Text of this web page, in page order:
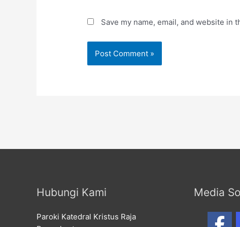
Save my name, email, and website in
Hubungi Kami
Paroki Katedral Kristus Raja
Media